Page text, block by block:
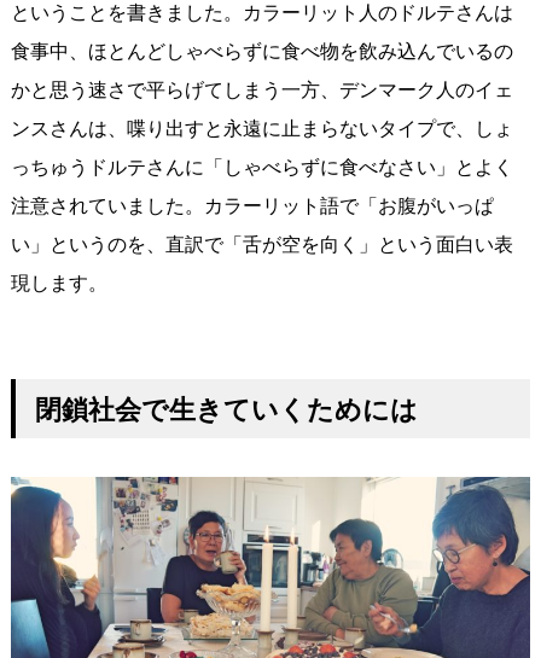
ということを書きました。カラーリット人のドルテさんは
食事中、ほとんどしゃべらずに食べ物を飲み込んでいるの
かと思う速さで平らげてしまう一方、デンマーク人のイェ
ンスさんは、喋り出すと永遠に止まらないタイプで、しょ
っちゅうドルテさんに「しゃべらずに食べなさい」とよく
注意されていました。カラーリット語で「お腹がいっぱ
い」というのを、直訳で「舌が空を向く」という面白い表
現します。
閉鎖社会で生きていくためには